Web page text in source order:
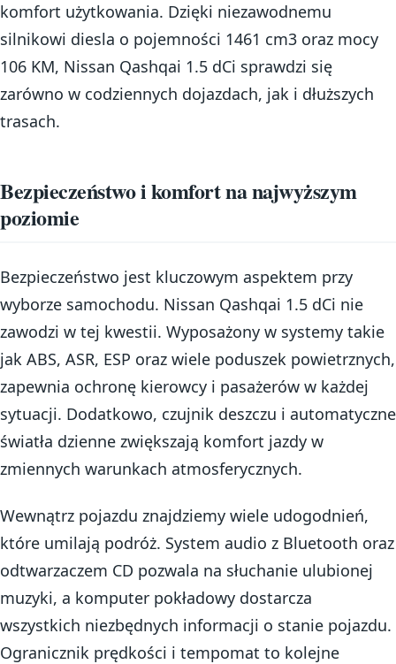
komfort użytkowania. Dzięki niezawodnemu
silnikowi diesla o pojemności 1461 cm3 oraz mocy
106 KM, Nissan Qashqai 1.5 dCi sprawdzi się
zarówno w codziennych dojazdach, jak i dłuższych
trasach.
Bezpieczeństwo i komfort na najwyższym
poziomie
Bezpieczeństwo jest kluczowym aspektem przy
wyborze samochodu. Nissan Qashqai 1.5 dCi nie
zawodzi w tej kwestii. Wyposażony w systemy takie
jak ABS, ASR, ESP oraz wiele poduszek powietrznych,
zapewnia ochronę kierowcy i pasażerów w każdej
sytuacji. Dodatkowo, czujnik deszczu i automatyczne
światła dzienne zwiększają komfort jazdy w
zmiennych warunkach atmosferycznych.
Wewnątrz pojazdu znajdziemy wiele udogodnień,
które umilają podróż. System audio z Bluetooth oraz
odtwarzaczem CD pozwala na słuchanie ulubionej
muzyki, a komputer pokładowy dostarcza
wszystkich niezbędnych informacji o stanie pojazdu.
Ogranicznik prędkości i tempomat to kolejne